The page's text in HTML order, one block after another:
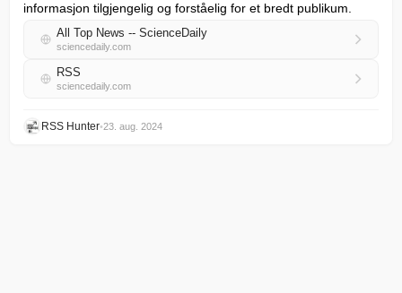
informasjon tilgjengelig og forståelig for et bredt publikum.
All Top News -- ScienceDaily
sciencedaily.com
RSS
sciencedaily.com
RSS Hunter•23. aug. 2024